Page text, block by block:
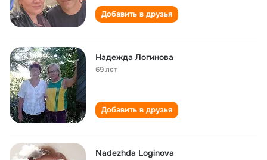
Добавить в друзья
Надежда Логинова
69 лет
Добавить в друзья
Nadezhda Loginova